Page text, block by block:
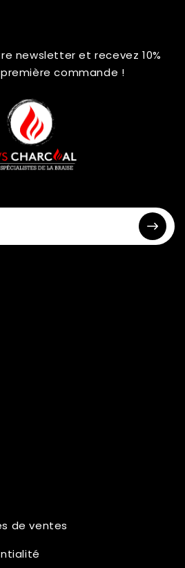
newsletter et recevez 10%
commande !
de ventes